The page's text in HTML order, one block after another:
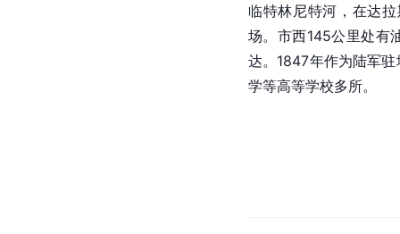
临特林尼特河，在达
场。市西145公里处有
达。1847年作为陆军
学等高等学校多所。